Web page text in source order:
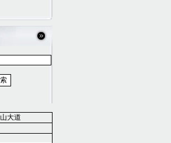
大道